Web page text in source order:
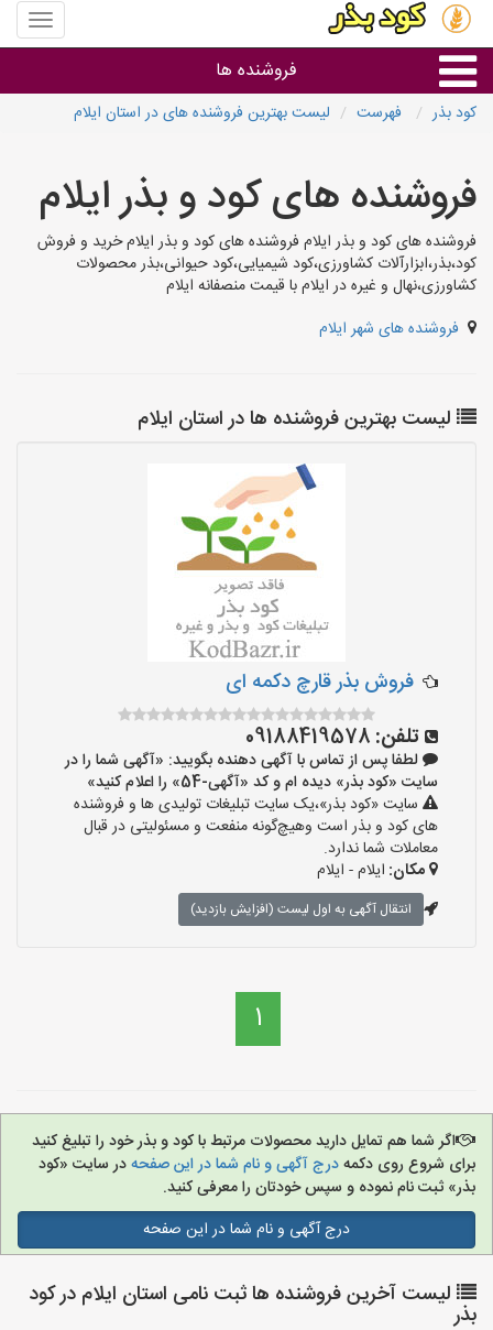
منوی
سایت
بذر
فروشنده ها
استان ها
کود بذر فهرست لیست بهترین فروشنده های در استان ایلام
فروشنده های کود و بذر ایلام
فروشنده های کود و بذر ایلام فروشنده های کود و بذر ایلام خرید و فروش
کود،بذر،ابزارآلات کشاورزی،کود شیمیایی،کود حیوانی،بذر محصولات
کشاورزی،نهال و غیره در ایلام با قیمت منصفانه ایلام
فروشنده های شهر ایلام
لیست بهترین فروشنده ها در استان ایلام
فروش بذر قارچ دکمه ای
تلفن: 09188419578
لطفا پس از تماس با آگهی دهنده بگویید: «آگهی شما را در
سایت «کود بذر» دیده ام و کد «آگهی-54» را اعلام کنید»
سایت «کود بذر»،یک سایت تبلیغات تولیدی ها و فروشنده
های کود و بذر است وهیچ‌گونه منفعت و مسئولیتی در قبال
معاملات شما ندارد.
مکان: ایلام - ایلام
انتقال آگهی به اول لیست (افزایش بازدید)
1
اگر شما هم تمایل دارید محصولات مرتبط با کود و بذر خود را تبلیغ کنید
برای شروع روی دکمهدرج آگهی و نام شما در این صفحهدر سایت «کود
بذر» ثبت نام نموده و سپس خودتان را معرفی کنید.
درج آگهی و نام شما در این صفحه
لیست آخرین فروشنده ها ثبت نامی استان ایلام در کود
بذر